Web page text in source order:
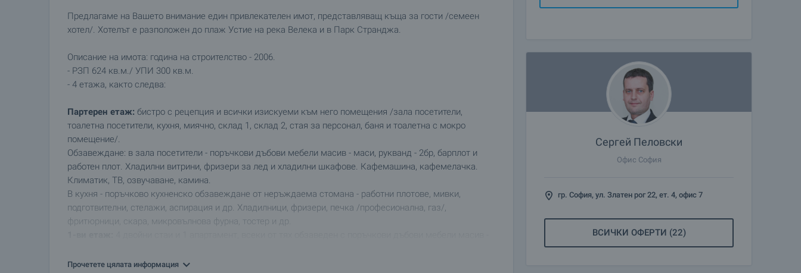
Предлагаме на Вашето внимание един привлекателен имот, представляващ къща за гости /семеен
хотел/. Хотелът е разположен до плаж Устие на река Велека и в Парк Странджа.
Описание на имота: година на строителство - 2006.
- РЗП 624 кв.м./ УПИ 300 кв.м.
- 4 етажа, както следва:
Партерен етаж: бистро с рецепция и всички изискуеми към него помещения /зала посетители,
тоалетна посетители, кухня, миячно, склад 1, склад 2, стая за персонал, баня и тоалетна с мокро
помещение/.
Обзавеждане: в зала посетители - поръчкови дъбови мебели масив - маси, рукванд - 2бр, барплот и
работен плот. Хладилни витрини, фризери за лед и хладилни шкафове. Кафемашина, кафемелачка.
Климатик, ТВ, озвучаване, камина.
В кухня - поръчково кухненско обзавеждане от неръждаема стомана - работни плотове, мивки,
подготвителни, стелажи, аспирация и др. Хладилници, фризери, печка /професионална, газ/,
фритюрници, скара, микровълнова фурна, тостер и др.
2-ри етаж- като 1-ви.
Прочетете цялата информация
Сергей Пеловски
Офис София
гр. София, ул. Златен рог 22, ет. 4, офис 7
ВСИЧКИ ОФЕРТИ (22)